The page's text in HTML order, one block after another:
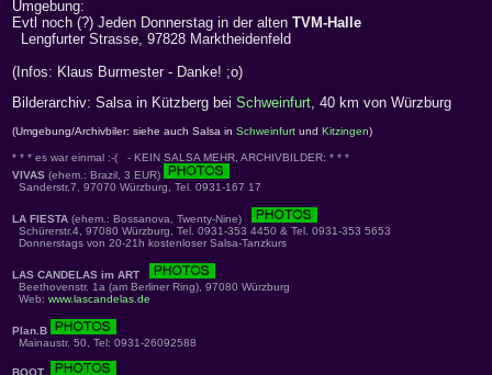
Umgebung:
Evtl noch (?) Jeden Donnerstag in der alten TVM-Halle
Lengfurter Strasse, 97828 Marktheidenfeld
(Infos: Klaus Burmester - Danke! ;o)
Bilderarchiv: Salsa in Kützberg bei Schweinfurt, 40 km von Würzburg
(Umgebung/Archivbiler: siehe auch Salsa in Schweinfurt und Kitzingen)
* * * es war einmal :-( - KEIN SALSA MEHR, ARCHIVBILDER: * * *
VIVAS (ehem.: Brazil, 3 EUR)
Sanderstr.7, 97070 Würzburg, Tel. 0931-167 17
LA FIESTA (ehem.: Bossanova, Twenty-Nine)
Schürerstr.4, 97080 Würzburg, Tel. 0931-353 4450 & Tel. 0931-353 5653
Donnerstags von 20-21h kostenloser Salsa-Tanzkurs
LAS CANDELAS im ART
Beethovenstr. 1a (am Berliner Ring), 97080 Würzburg
Web: www.lascandelas.de
Plan.B
Mainaustr. 50, Tel: 0931-26092588
BOOT,